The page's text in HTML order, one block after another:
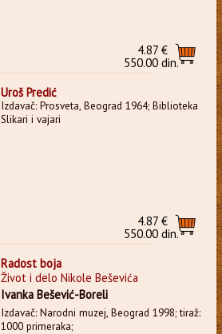
4.87 €
550.00 din.
Uroš Predić
Izdavač: Prosveta, Beograd 1964; Biblioteka
Slikari i vajari
4.87 €
550.00 din.
Radost boja
Život i delo Nikole Beševića
Ivanka Bešević-Boreli
Izdavač: Narodni muzej, Beograd 1998; tiraž:
1000 primeraka;